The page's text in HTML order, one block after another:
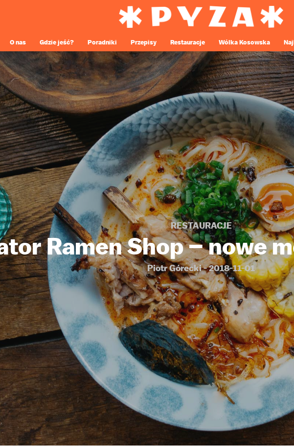
O nas Gdzie jeść? Poradniki Przepisy Restauracje Wólka Kosowska
RESTAURACJE
Ramen Shop – nowe
Piotr Górecki - 2018-11-01